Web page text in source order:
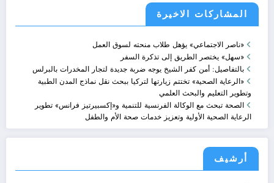
المشاركات الاخيرة
«ناصر الاجتماعي» يؤهل طلاب منحته لسوق العمل
«سهل» يختصر الطريق إلى تذكرة السفر
بالتفاصيل: أمن كفر الشيخ يوجه ضربة جديدة لتجار المخدرات بالبرلس
«الرعاية الصحية» تختتم زيارتها لتركيا ببحث نقل نماذج المدن الطبية
وتطوير التعليم والبحث العلمي
الصحة تبحث مع الوكالة الفرنسية للتنمية و«إكسبيرتيز فرانس» تطوير
الرعاية الصحية الأولية وتعزيز خدمات صحة الأم والطفل
أرشيف